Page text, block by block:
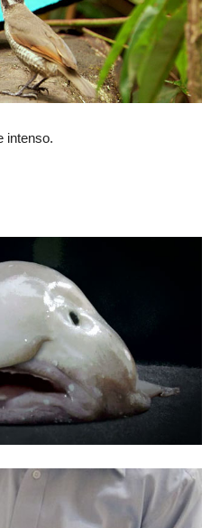
intenso.